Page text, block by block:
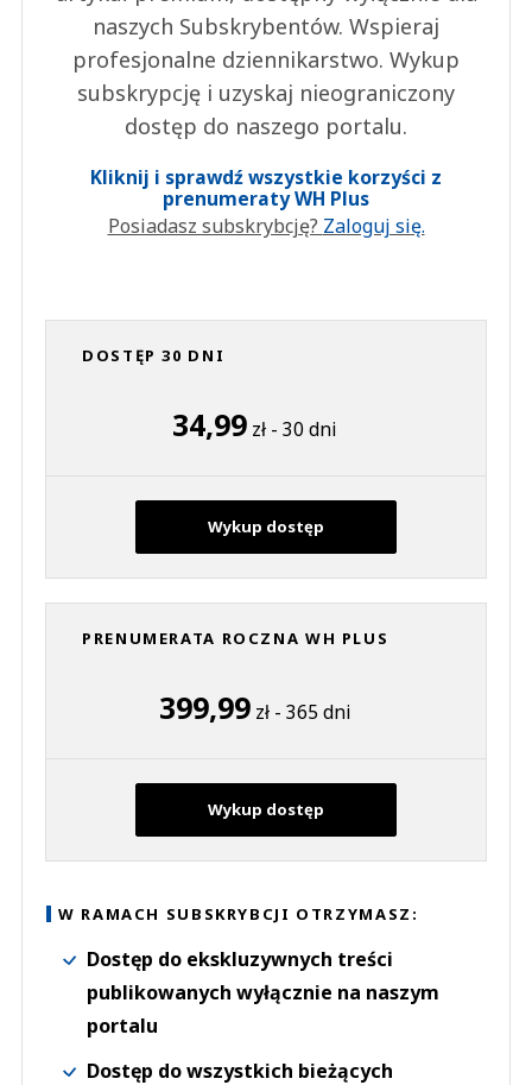
naszych Subskrybentów. Wspieraj
profesjonalne dziennikarstwo. Wykup
subskrypcję i uzyskaj nieograniczony
dostęp do naszego portalu.
Kliknij i sprawdź wszystkie korzyści z
prenumeraty WH Plus
Posiadasz subskrybcję? Zaloguj się.
DOSTĘP 30 DNI
34,99 zł - 30 dni
Wykup dostęp
PRENUMERATA ROCZNA WH PLUS
399,99zł - 365 dni
Wykup dostęp
W RAMACH SUBSKRYBCJI OTRZYMASZ:
Dostęp do ekskluzywnych treści
publikowanych wyłącznie na naszym
portalu
Dostęp do wszystkich bieżących